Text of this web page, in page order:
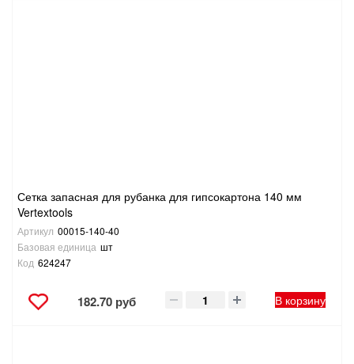
Сетка запасная для рубанка для гипсокартона 140 мм
Vertextools
Артикул 00015-140-40
Базовая единица шт
Код 624247
182.70 руб В корзину